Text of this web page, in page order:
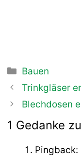
Kategorien
Bauen
Beitrags-
Navigation
Trinkgläser
Blechdosen
1 Gedanke
Pingback: